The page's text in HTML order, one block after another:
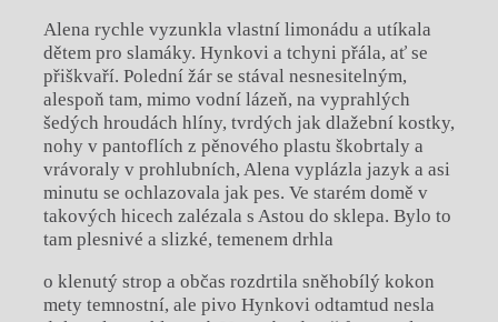
Alena rychle vyzunkla vlastní limonádu a utíkala
dětem pro slamáky. Hynkovi a tchyni přála, ať se
přiškvaří. Polední žár se stával nesnesitelným,
alespoň tam, mimo vodní lázeň, na vyprahlých
šedých hroudách hlíny, tvrdých jak dlažební kostky,
nohy v pantoflích z pěnového plastu škobrtaly a
vrávoraly v prohlubních, Alena vyplázla jazyk a asi
minutu se ochlazovala jak pes. Ve starém domě v
takových hicech zalézala s Astou do sklepa. Bylo to
tam plesnivé a slizké, temenem drhla
o klenutý strop a občas rozdrtila sněhobílý kokon
mety temnostní, ale pivo Hynkovi odtamtud nesla